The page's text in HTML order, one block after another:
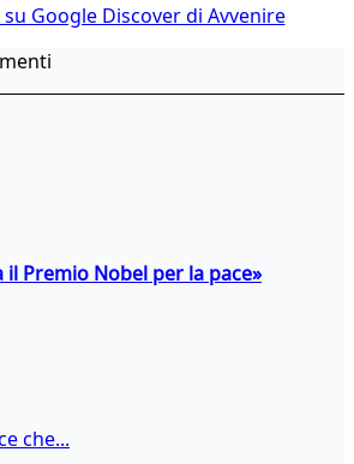
Google Discover di Avvenire
il Premio Nobel per la pace»
che...